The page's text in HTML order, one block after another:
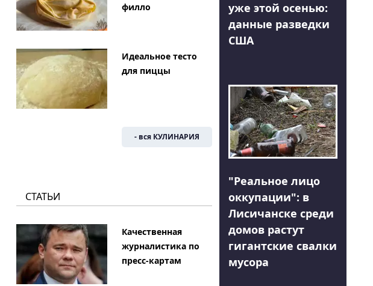
филло
Идеальное тесто
для пиццы
- вся КУЛИНАРИЯ
СТАТЬИ
Качественная
журналистика по
пресс-картам
уже этой осенью:
данные разведки
США
"Реальное лицо
оккупации": в
Лисичанске среди
домов растут
гигантские свалки
мусора